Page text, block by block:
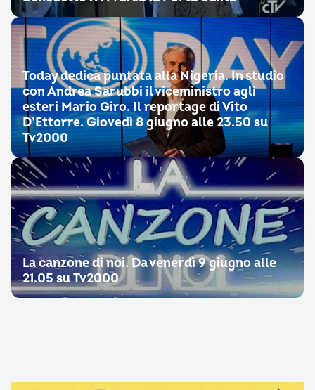
Today dedica puntata alla Nigeria. In studio
con Andrea Sarubbi il viceministro agli
esteri Mario Giro. Il reportage di Vito
D’Ettorre. Giovedì 8 giugno alle 23.50 su
Tv2000
La canzone di noi. Da venerdì 9 giugno alle
21.05 su Tv2000